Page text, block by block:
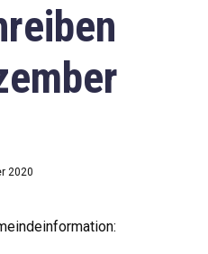
2020